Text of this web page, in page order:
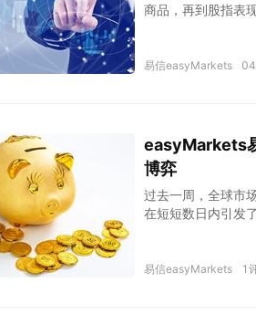
商品，再到股指表
易信easyMarkets
easyMarkets
博弈
过去一周，全球市
在短短数日内引发
易信easyMarkets 1